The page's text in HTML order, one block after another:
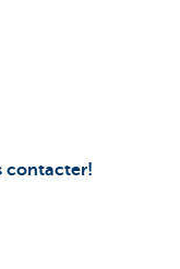
contacter!